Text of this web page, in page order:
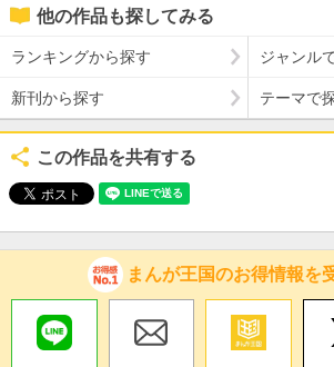
他の作品も探してみる
ランキングから探す ジャンル
新刊から探す テーマで
この作品を共有する
まんが王国のお得情報を